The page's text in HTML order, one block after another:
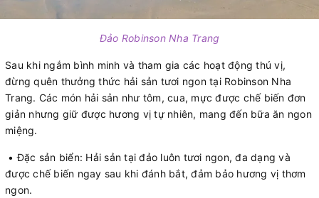
Đảo Robinson Nha Trang
Sau khi ngắm bình minh và tham gia các hoạt động thú vị,
đừng quên thưởng thức hải sản tươi ngon tại Robinson Nha
Trang. Các món hải sản như tôm, cua, mực được chế biến đơn
giản nhưng giữ được hương vị tự nhiên, mang đến bữa ăn ngon
miệng.
• Đặc sản biển: Hải sản tại đảo luôn tươi ngon, đa dạng và
được chế biến ngay sau khi đánh bắt, đảm bảo hương vị thơm
ngon.